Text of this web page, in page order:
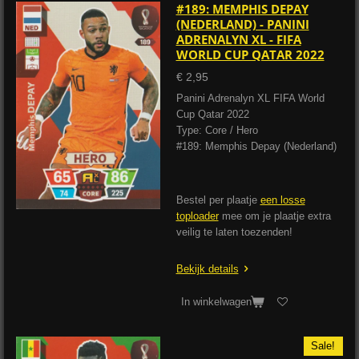
#189: MEMPHIS DEPAY
(NEDERLAND) - PANINI
ADRENALYN XL - FIFA
WORLD CUP QATAR 2022
€ 2,95
Panini Adrenalyn XL FIFA World
Cup Qatar 2022
Type: Core / Hero
#189: Memphis Depay (Nederland)
Bestel per plaatje een losse
toploadermee om je plaatje extra
veilig te laten toezenden!
Bekijk details
In winkelwagen
Sale!